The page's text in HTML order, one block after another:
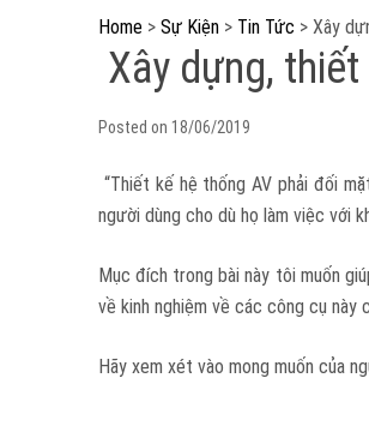
Home > Sự Kiện > Tin Tức > Xây
Xây dựng,
Posted on 18/06/2019
“Thiết kế hệ thống AV phải đối
người dùng cho dù họ làm việc với
Mục đích trong bài này tôi muốn
về kinh nghiệm về các công cụ này
Hãy xem xét vào mong muốn của